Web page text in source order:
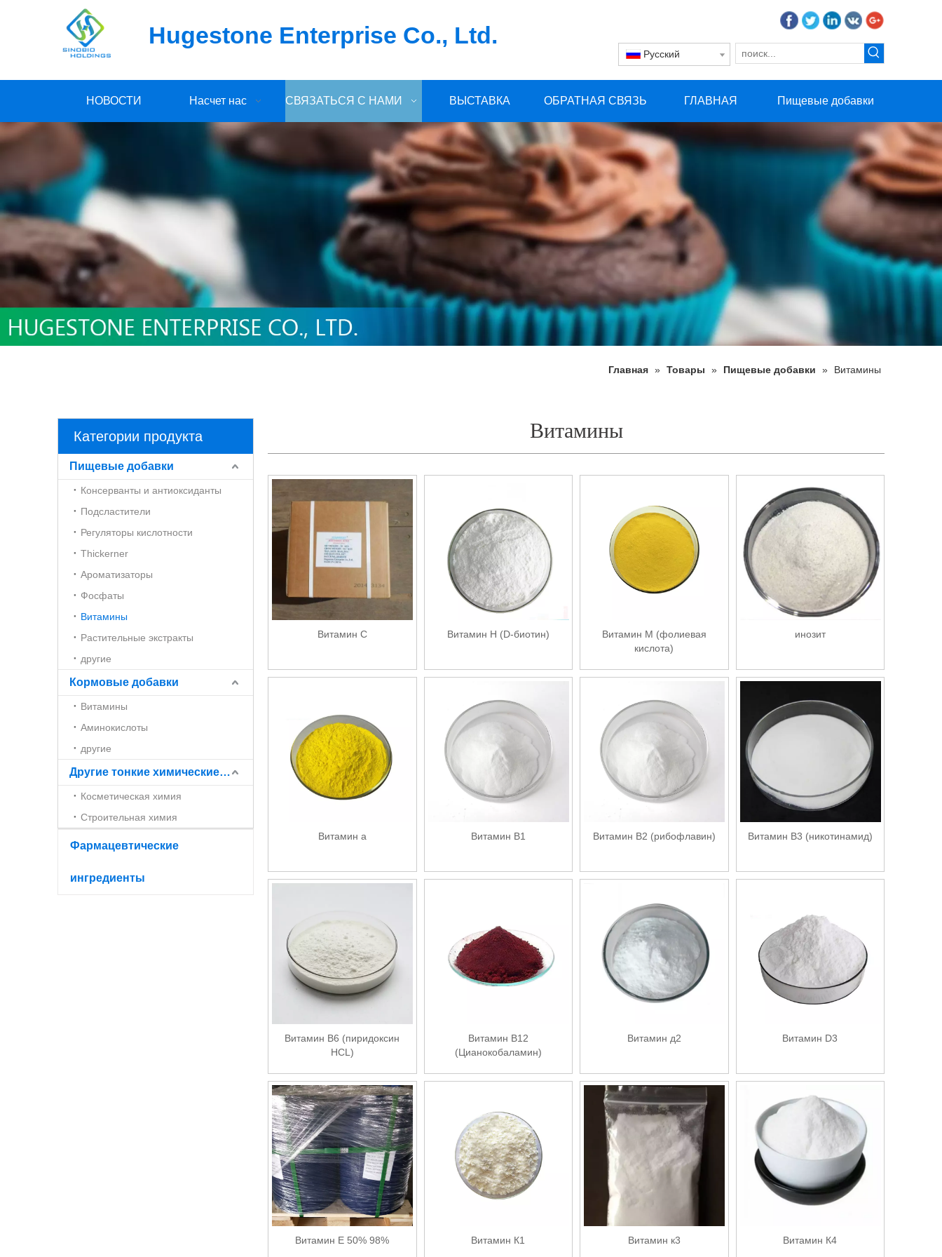
Hugestone Enterprise Co., Ltd.
Pусский
НОВОСТИ Насчет нас СВЯЗАТЬСЯ С НАМИ ВЫСТАВКА ОБРАТНАЯ СВЯЗЬ ГЛАВНАЯ Пищевые добавки
Главная » Товары » Пищевые добавки » Витамины
Категории продукта
Пищевые добавки
Консерванты и антиоксиданты
Подсластители
Регуляторы кислотности
Thickerner
Ароматизаторы
Фосфаты
Витамины
Растительные экстракты
другие
Кормовые добавки
Витамины
Аминокислоты
другие
Другие тонкие химические вещества
Косметическая химия
Строительная химия
Фармацевтические
ингредиенты
Витамины
Витамин C Витамин Н (D-биотин)
Витамин М (фолиевая
кислота)
инозит
Витамин а Витамин В1 Витамин В2 (рибофлавин) Витамин В3 (никотинамид)
Витамин B6 (пиридоксин
HCL)
Витамин В12
(Цианокобаламин)
Витамин д2 Витамин D3
Витамин Е 50% 98% Витамин К1 Витамин к3 Витамин К4